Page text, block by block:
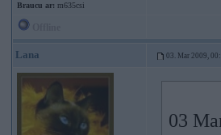
Braucu ar: m635csi
Lana 03. Mar 2009,
03